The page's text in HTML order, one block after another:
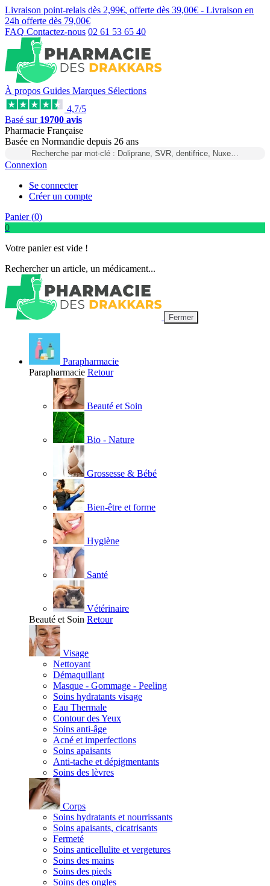
Livraison point-relais dès 2,99€, offerte dès 39,00€ - Livraison en
24h offerte dès 79,00€
FAQ Contactez-nous 02 61 53 65 40
À propos Guides Marques Sélections
4,7/5
Basé sur 19700 avis
Pharmacie Française
Basée en Normandie depuis 26 ans
Recherche par mot-clé : Doliprane, SVR, dentifrice, Nuxe…
Connexion
Se connecter
Créer un compte
Panier (0)
0
Votre panier est vide !
Rechercher un article, un médicament...
Fermer
Parapharmacie
Parapharmacie Retour
Beauté et Soin
Bio - Nature
Grossesse & Bébé
Bien-être et forme
Hygiène
Santé
Vétérinaire
Beauté et Soin Retour
Visage
Nettoyant
Démaquillant
Masque - Gommage - Peeling
Soins hydratants visage
Eau Thermale
Contour des Yeux
Soins anti-âge
Acné et imperfections
Soins apaisants
Anti-tache et dépigmentants
Soins des lèvres
Corps
Soins hydratants et nourrissants
Soins apaisants, cicatrisants
Fermeté
Soins anticellulite et vergetures
Soins des mains
Soins des pieds
Soins des ongles